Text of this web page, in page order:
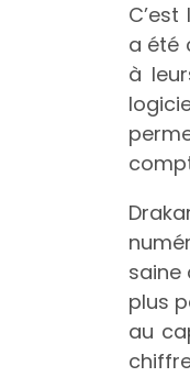
C’est
a été
à
saine
plus
au